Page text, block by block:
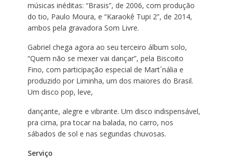
músicas inéditas: “Brasis”, de 2006, com produção
do tio, Paulo Moura, e “Karaokê Tupi 2”, de 2014,
ambos pela gravadora Som Livre.
Gabriel chega agora ao seu terceiro álbum solo,
“Quem não se mexer vai dançar”, pela Biscoito
Fino, com participação especial de Mart´nália e
produzido por Liminha, um dos maiores do Brasil.
Um disco pop, leve,
dançante, alegre e vibrante. Um disco indispensável,
pra cima, pra tocar na balada, no carro, nos
sábados de sol e nas segundas chuvosas.
Serviço